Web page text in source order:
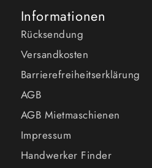
Informationen
Rücksendung
Versandkosten
Barrierefreiheitserklärung
AGB
AGB Mietmaschienen
Impressum
Handwerker Finder